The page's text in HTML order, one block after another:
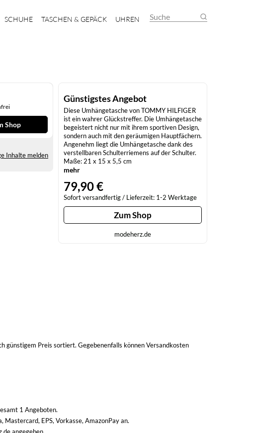
SCHUHE TASCHEN & GEPÄCK UHREN Suche
Shop
Inhalte melden
Günstigstes Angebot
Diese Umhängetasche von TOMMY HILFIGER
ist ein wahrer Glückstreffer. Die Umhängetasche
begeistert nicht nur mit ihrem sportiven Design,
sondern auch mit den geräumigen Hauptfächern.
Angenehm liegt die Umhängetasche dank des
verstellbaren Schulterriemens auf der Schulter.
Maße: 21 x 15 x 5,5 cm
mehr
79,90 €
Sofort versandfertig / Lieferzeit: 1-2 Werktage
Zum Shop
modeherz.de
günstigem Preis sortiert. Gegebenenfalls können Versandkosten
1 Angeboten.
EPS, Vorkasse, AmazonPay an.